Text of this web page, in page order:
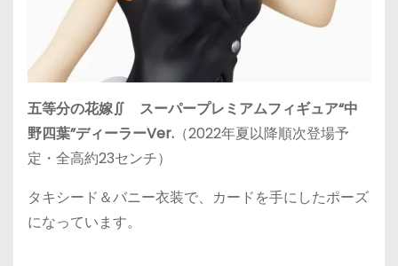
五等分の花嫁∬ スーパープレミアムフィギュア“中
野四葉”ディーラーVer. （2022年夏以降順次登場予
定・全高約23センチ）
タキシード＆バニー衣装で、カードを手にしたポーズ
になっています。